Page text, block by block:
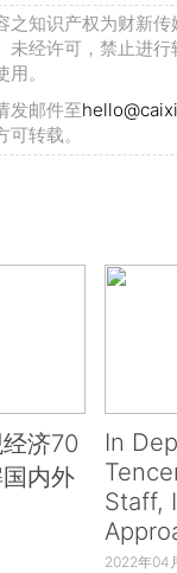
之知识产权为财新传
未经许可，禁止进行
。
发邮件至
转载。
济70
内外
In
Staff,
2022年04